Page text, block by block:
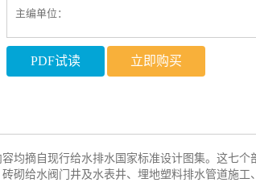
主编单位：
PDF试读 立即购买
均摘自现行给水排水国家标准设计图集。这七个
砌给水阀门井及水表井、埋地塑料排水管道施